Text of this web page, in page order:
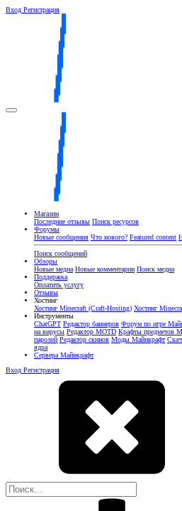
Вход Регистрация
Магазин
Последние отзывы Поиск ресурсов
Форумы
Новые сообщения Что нового? Featured content
Поиск сообщений
Обзоры
Новые медиа Новые комментарии Поиск медиа
Поддержка
Оплатить услугу
Отзывы
Хостинг
Хостинг Minecraft (Craft-Hosting) Хостинг
Инструменты
ChatGPT Редактор баннеров Форум по игре
на вирусы Редактор MOTD Крафты предметов
паролей Редактор скинов Моды Майнкрафт
ядра
Сервера Майнкрафт
Вход Регистрация